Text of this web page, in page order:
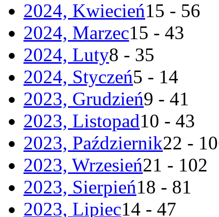
2024, Kwiecień15 - 56
2024, Marzec15 - 43
2024, Luty8 - 35
2024, Styczeń5 - 14
2023, Grudzień9 - 41
2023, Listopad10 - 43
2023, Październik22 -
2023, Wrzesień21 - 102
2023, Sierpień18 - 81
2023, Lipiec14 - 47